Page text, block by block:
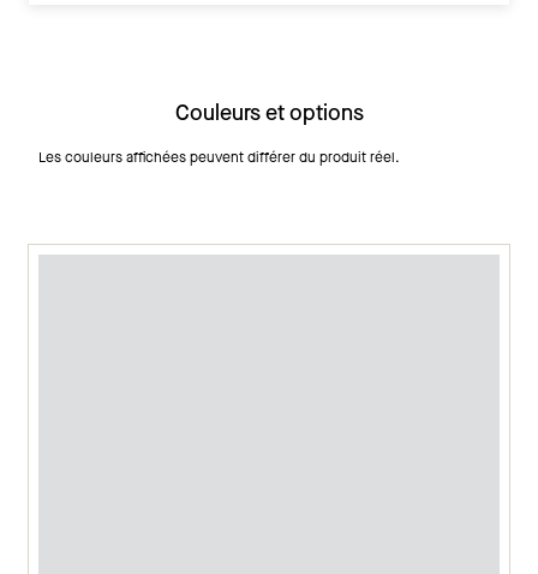
Couleurs et options
Les couleurs affichées peuvent différer du produit réel.